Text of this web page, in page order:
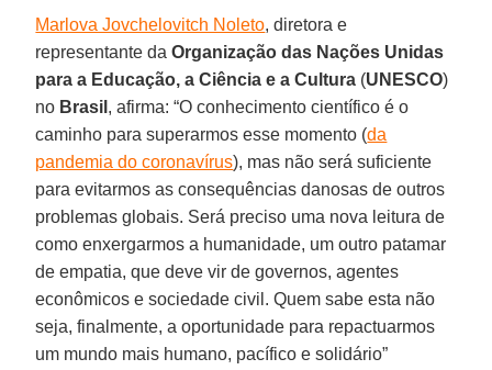
Marlova Jovchelovitch Noleto, diretora e
representante daOrganização das Nações Unidas
para a Educação, a Ciência e a Cultura (UNESCO)
no Brasil , afirma: “O conhecimento científico é o
caminho para superarmos esse momento (da
pandemia do coronavírus), mas não será suficiente
para evitarmos as consequências danosas de outros
problemas globais. Será preciso uma nova leitura de
como enxergarmos a humanidade, um outro patamar
de empatia, que deve vir de governos, agentes
econômicos e sociedade civil. Quem sabe esta não
seja, finalmente, a oportunidade para repactuarmos
um mundo mais humano, pacífico e solidário”